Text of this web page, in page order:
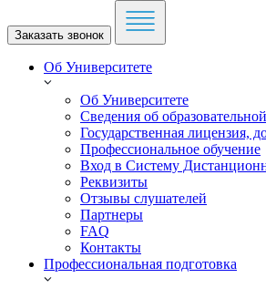
Заказать звонок
Об Университете
Об Университете
Сведения об
Государственная лицензия,
Профессиональное обучение
Вход в Систему
Реквизиты
Отзывы слушателей
Партнеры
FAQ
Контакты
Профессиональная подготовка